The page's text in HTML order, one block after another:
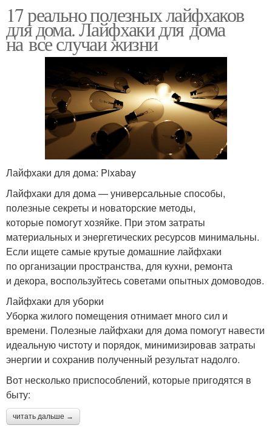
17 реально полезных лайфхаков
для дома. Лайфхаки для дома
на все случаи жизни
Лайфхаки для дома: Pixabay
Лайфхаки для дома — универсальные способы,
полезные секреты и новаторские методы,
которые помогут хозяйке. При этом затраты
материальных и энергетических ресурсов минимальны.
Если ищете самые крутые домашние лайфхаки
по организации пространства, для кухни, ремонта
и декора, воспользуйтесь советами опытных домоводов.
Лайфхаки для уборки
Уборка жилого помещения отнимает много сил и
времени. Полезные лайфхаки для дома помогут навести
идеальную чистоту и порядок, минимизировав затраты
энергии и сохранив полученный результат надолго.
Вот несколько приспособлений, которые пригодятся в
быту:
читать дальше →